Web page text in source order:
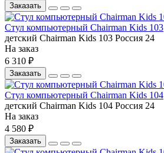
Заказать
Стул компьютерный Chairman Kids 103
детский Chairman Kids 103 Россия 24
На заказ
6 310 ₽
Заказать
Стул компьютерный Chairman Kids 104
детский Chairman Kids 104 Россия 24
На заказ
4 580 ₽
Заказать